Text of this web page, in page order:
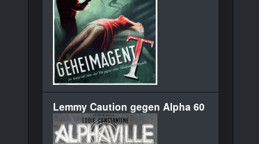
Lemmy Caution gegen Alpha 60